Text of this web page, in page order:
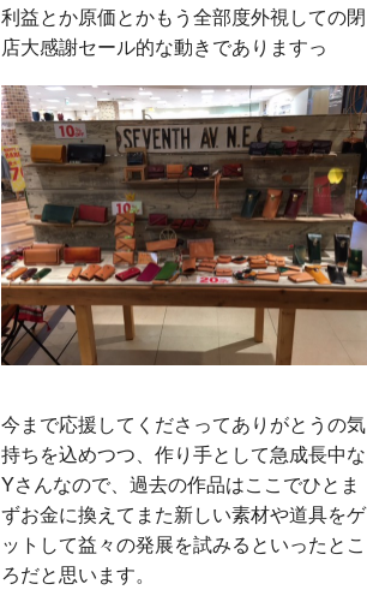
利益とか原価とかもう全部度外視しての閉
店大感謝セール的な動きでありますっ
今まで応援してくださってありがとうの気
持ちを込めつつ、作り手として急成長中な
Yさんなので、過去の作品はここでひとま
ずお金に換えてまた新しい素材や道具をゲ
ットして益々の発展を試みるといったとこ
ろだと思います。